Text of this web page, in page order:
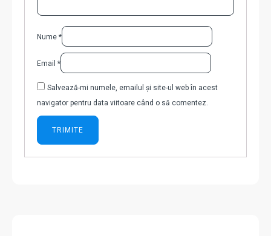
Nume *
Email *
Salvează-mi numele, emailul și site-ul web în acest
navigator pentru data viitoare când o să comentez.